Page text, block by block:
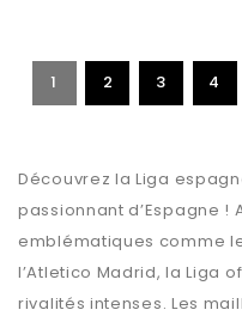
1 2 3 4
Découvrez la Liga
passionnant d’Espagne !
emblématiques comme
l’Atletico Madrid, la Liga
rivalités intenses. Les